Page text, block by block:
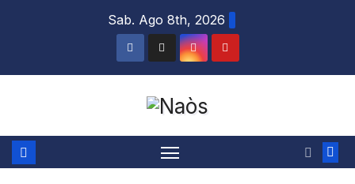
Sab. Ago 8th, 2026